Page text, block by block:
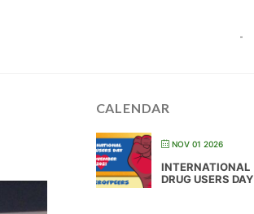
-
CALENDAR
NOV 01 2026
INTERNATIONAL
DRUG USERS DAY